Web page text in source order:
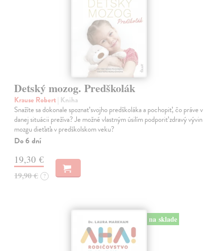
Detský mozog. Predškolák
Krause Robert| Kniha
Snažíte sa dokonale spoznať svojho predškoláka a pochopiť, čo práve v
danej situácii prežíva? Je možné vlastným úsilím podporiť zdravý vývin
mozgu dieťaťa v predškolskom veku?
Do 6 dní
19,30 €
19,90 € ?
na sklade